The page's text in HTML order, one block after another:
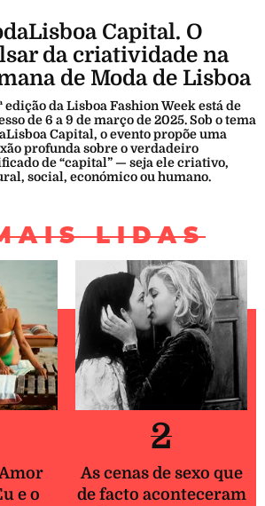
Capital. O
da criatividade na
de Moda de Lisboa
edição da Lisboa Fashion Week está de
de 6 a 9 de março de 2025. Sob o tema
Capital, o evento propõe uma
profunda sobre o verdadeiro
de “capital” — seja ele criativo,
social, económico ou humano.
LIDAS
e o
2
As cenas de sexo que
de facto aconteceram